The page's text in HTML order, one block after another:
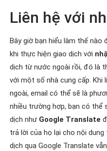
Liên hệ với
Bây giờ bạn hiểu làm thế
khi thực hiện giao dịch với
dịch từ nước ngoài rồi, đó là
với một số nhà cung cấp. Khi
ngoài, email có thể sẽ là
nhiều trường hợp, bạn có
dịch như Google Translate
trả lời của họ lại cho nội dung
dịch qua Google Translate